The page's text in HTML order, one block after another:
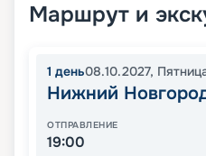
Маршрут и
1 день08.10.2027,
Нижний
ОТПРАВЛЕНИЕ
19:00